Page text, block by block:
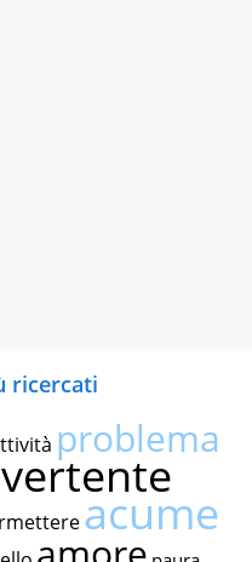
ricercati
problema
acume